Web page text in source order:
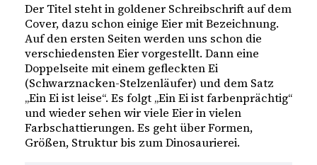
Der Titel steht in goldener Schreibschrift auf dem
Cover, dazu schon einige Eier mit Bezeichnung.
Auf den ersten Seiten werden uns schon die
verschiedensten Eier vorgestellt. Dann eine
Doppelseite mit einem gefleckten Ei
(Schwarznacken-Stelzenläufer) und dem Satz
„Ein Ei ist leise“. Es folgt „Ein Ei ist farbenprächtig“
und wieder sehen wir viele Eier in vielen
Farbschattierungen. Es geht über Formen,
Größen, Struktur bis zum Dinosaurierei.